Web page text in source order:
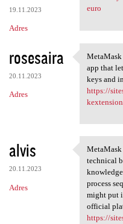
19.11.2023
Adres
euro
rosesaira
20.11.2023
Adres
MetaMask
app that
keys and
https://
alvis
20.11.2023
Adres
technical
process
might put
official
https://